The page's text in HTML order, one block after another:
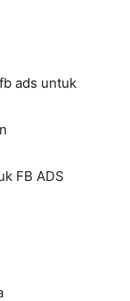
ads untuk
FB ADS